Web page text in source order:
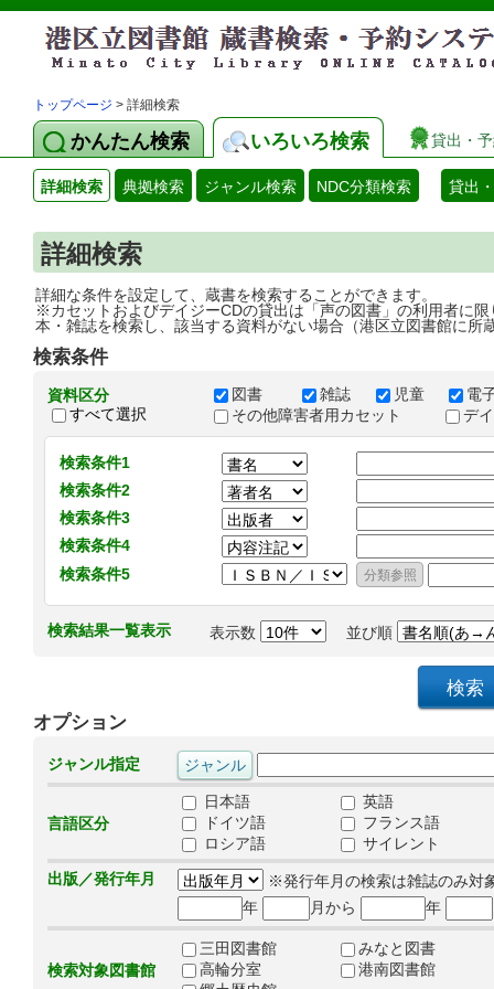
トップページ > 詳細検索
かんたん検索 いろいろ検索 貸出・
詳細検索 典拠検索 ジャンル検索 NDC分類検索 貸出
詳細検索
詳細な条件を設定して、蔵書を検索することができます。
※カセットおよびデイジーCDの貸出は「声の図書」の利用者に限
本・雑誌を検索し、該当する資料がない場合（港区立図書館に所
検索条件
資料区分
すべて選択
図書 雑誌 児童
電
その他障害者用カセット
デ
検索条件1
検索条件2
検索条件3
検索条件4
検索条件5
検索結果一覧表示 表示数 並び順
オプション
ジャンル指定
言語区分
日本語
英語
ドイツ語
フランス語
ロシア語
サイレント
出版／発行年月
※発行年月の検索は雑誌のみ対
年
月から 年
検索対象図書館
三田図書館
みなと図書
高輪分室
港南図書館